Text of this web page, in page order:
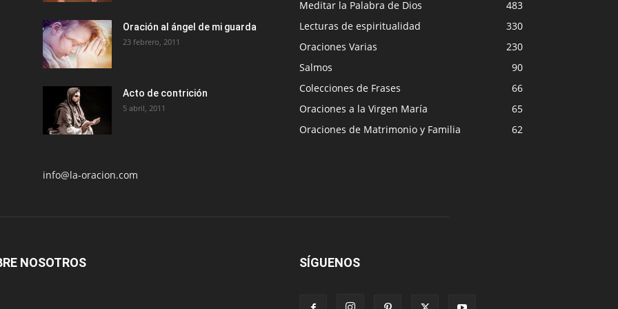
Oración al ángel de mi guarda
23 febrero, 2011
Acto de contrición
5 abril, 2011
info@la-oracion.com
Meditar la Palabra de Dios
483
Lecturas de espiritualidad
330
Oraciones Varias
230
Salmos
90
Colecciones de Frases
66
Oraciones a la Virgen María
65
Oraciones de Matrimonio y Familia
62
NOSOTROS SÍGUENOS